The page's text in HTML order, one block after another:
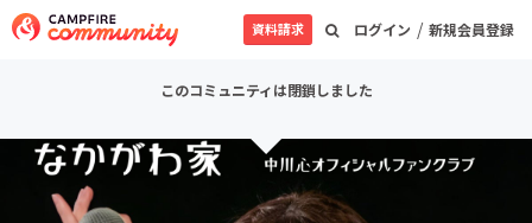
ログイン / 新規会員登録
資料請求
このコミュニティは閉鎖しました